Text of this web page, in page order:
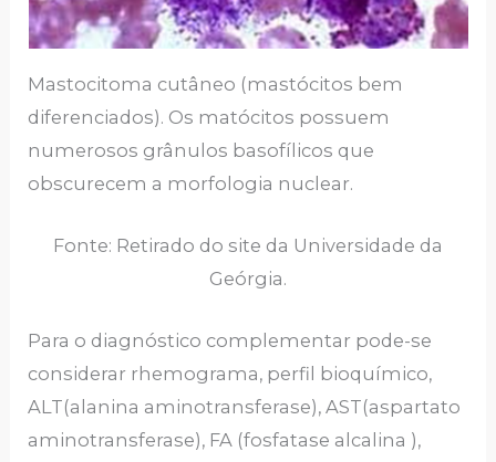
Mastocitoma cutâneo (mastócitos bem
diferenciados). Os matócitos possuem
numerosos grânulos basofílicos que
obscurecem a morfologia nuclear.
Fonte: Retirado do site da Universidade da
Geórgia.
Para o diagnóstico complementar pode-se
considerar rhemograma, perfil bioquímico,
ALT(alanina aminotransferase), AST(aspartato
aminotransferase), FA (fosfatase alcalina ),